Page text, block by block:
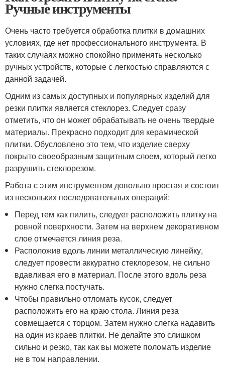
Ручные инструменты
Очень часто требуется обработка плитки в домашних
условиях, где нет профессионального инструмента. В
таких случаях можно спокойно применять несколько
ручных устройств, которые с легкостью справляются с
данной задачей.
Одним из самых доступных и популярных изделий для
резки плитки является стеклорез. Следует сразу
отметить, что он может обрабатывать не очень твердые
материалы. Прекрасно подходит для керамической
плитки. Обусловлено это тем, что изделие сверху
покрыто своеобразным защитным слоем, который легко
разрушить стеклорезом.
Работа с этим инструментом довольно простая и состоит
из нескольких последовательных операций:
Перед тем как пилить, следует расположить плитку на
ровной поверхности. Затем на верхнем декоративном
слое отмечается линия реза.
Расположив вдоль линии металлическую линейку,
следует провести аккуратно стеклорезом, не сильно
вдавливая его в материал. После этого вдоль реза
нужно слегка постучать.
Чтобы правильно отломать кусок, следует
расположить его на краю стола. Линия реза
совмещается с торцом. Затем нужно слегка надавить
на один из краев плитки. Не делайте это слишком
сильно и резко, так как вы можете поломать изделие
не в том направлении.